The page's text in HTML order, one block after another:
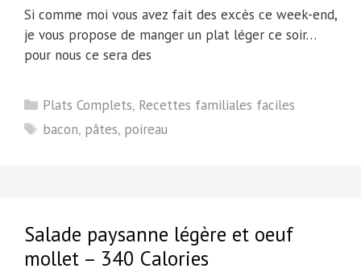
Si comme moi vous avez fait des excès ce week-end,
je vous propose de manger un plat léger ce soir…
pour nous ce sera des
Catégories
Plats Complets, Recettes familiales faciles
Étiquettes
bacon, pâtes, poireau
Salade paysanne légère et oeuf
mollet – 340 Calories